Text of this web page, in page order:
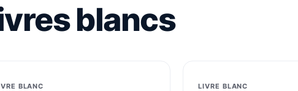
blancs
BLANC LIVRE BLANC